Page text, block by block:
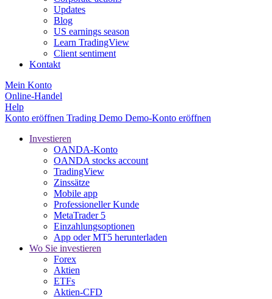
Updates
Blog
US earnings season
Learn TradingView
Client sentiment
Kontakt
Mein Konto
Online-Handel
Help
Konto eröffnen Trading Demo Demo-Konto eröffnen
Investieren
OANDA-Konto
OANDA stocks account
TradingView
Zinssätze
Mobile app
Professioneller Kunde
MetaTrader 5
Einzahlungsoptionen
App oder MT5 herunterladen
Wo Sie investieren
Forex
Aktien
ETFs
Aktien-CFD